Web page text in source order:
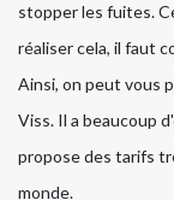
stopper les fuites.
réaliser cela, il faut
Ainsi, on peut vous
Viss. Il a beaucoup
propose des tarifs
monde.